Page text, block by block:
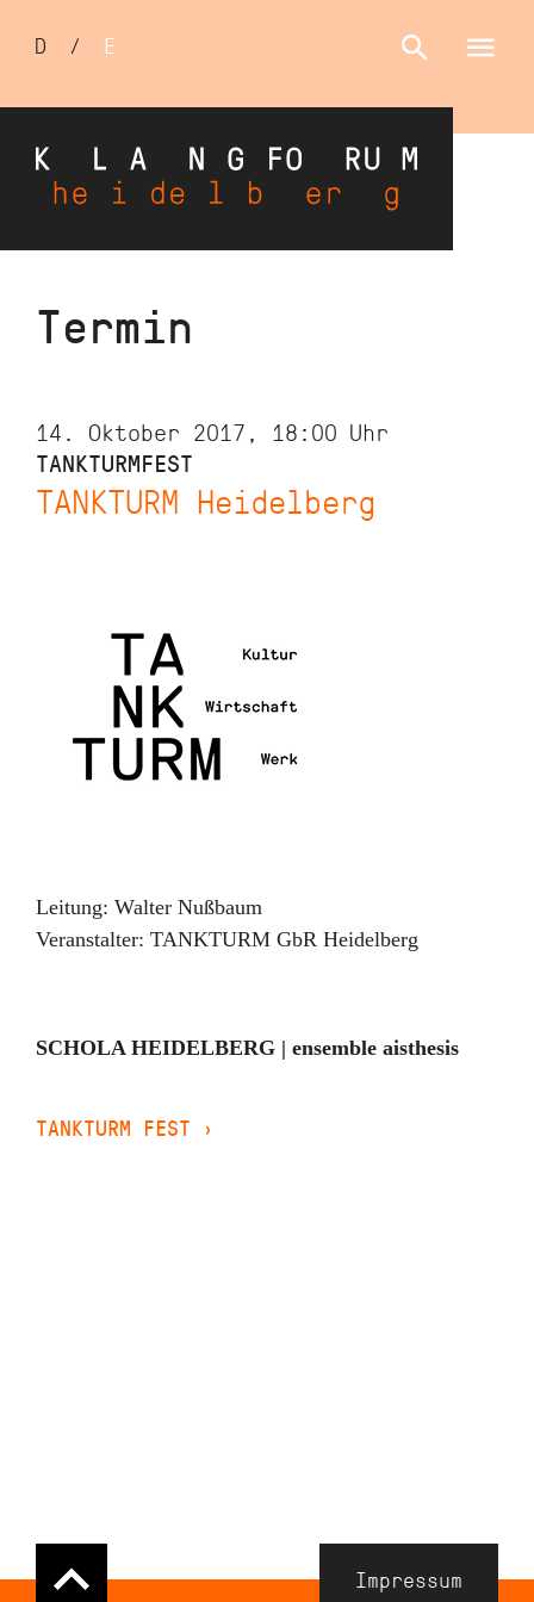
Direkt
Sprachumschalter
D / E
Termin
14. Oktober 2017, 18:00 Uhr
TANKTURMFEST
TANKTURM Heidelberg
Leitung: Walter Nußbaum
Veranstalter: TANKTURM GbR Heidelberg
SCHOLA HEIDELBERG | ensemble aisthesis
TANKTURM FEST ›
Navigation
Impressum